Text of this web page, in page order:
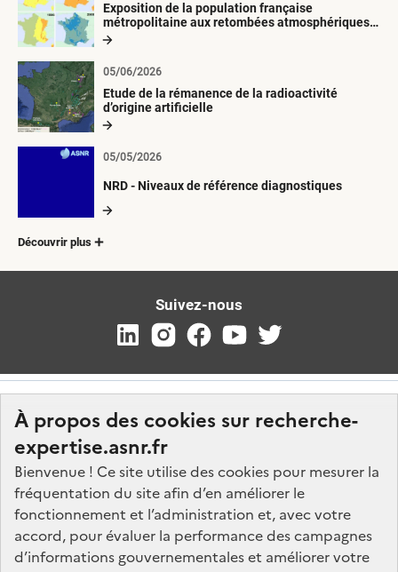
À propos des cookies sur recherche-
expertise.asnr.fr
Bienvenue ! Ce site utilise des cookies pour mesurer la
fréquentation du site afin d’en améliorer le
fonctionnement et l’administration et, avec votre
accord, pour évaluer la performance des campagnes
d’informations gouvernementales et améliorer votre
Exposition de la population française
métropolitaine aux retombées atmosphériques
radioactives depuis 1945
Etude de la rémanence de la radioactivité
d’origine artificielle
05/06/2026
NRD - Niveaux de référence diagnostiques
05/05/2026
Découvrir plus
Suivez-nous
Nos marchés
Nos offres d'emploi
FAQ